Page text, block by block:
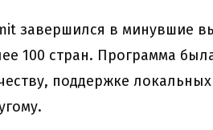
завершился в минувшие
100 стран. Программа
поддержке